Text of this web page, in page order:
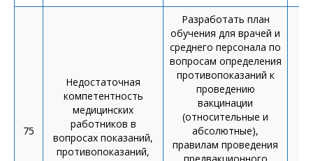
75
Недостаточная
компетентность
медицинских
работников в
вопросах показаний,
противопоказаний,
Разработать план
обучения для врачей и
среднего персонала по
вопросам определения
противопоказаний к
проведению
вакцинации
(относительные и
абсолютные),
правилам проведения